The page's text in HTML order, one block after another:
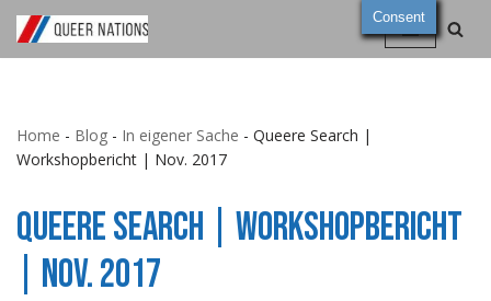
Zum
Home - Blog - In eigener Sache - Queere Search |
Workshopbericht | Nov. 2017
Queere Search | Workshopbericht
| Nov. 2017
Consent